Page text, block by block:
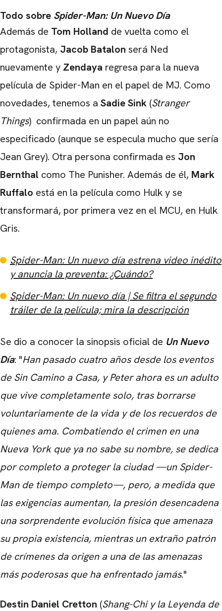
Todo sobre Spider-Man: Un Nuevo Día
Además de Tom Holland de vuelta como el
protagonista, Jacob Batalon será Ned
nuevamente y Zendaya regresa para la nueva
película de Spider-Man en el papel de MJ. Como
novedades, tenemos a Sadie Sink (Stranger
Things) confirmada en un papel aún no
especificado (aunque se especula mucho que sería
Jean Grey). Otra persona confirmada es Jon
Bernthal como The Punisher. Además de él, Mark
Ruffalo está en la película como Hulk y se
transformará, por primera vez en el MCU, en Hulk
Gris.
Spider-Man: Un nuevo día estrena video inédito
y anuncia la preventa: ¿Cuándo?
Spider-Man: Un nuevo día | Se filtra el segundo
tráiler de la película; mira la descripción
Se dio a conocer la sinopsis oficial de Un Nuevo
Día: "Han pasado cuatro años desde los eventos
de Sin Camino a Casa, y Peter ahora es un adulto
que vive completamente solo, tras borrarse
voluntariamente de la vida y de los recuerdos de
quienes ama. Combatiendo el crimen en una
Nueva York que ya no sabe su nombre, se dedica
por completo a proteger la ciudad —un Spider-
Man de tiempo completo—, pero, a medida que
las exigencias aumentan, la presión desencadena
una sorprendente evolución física que amenaza
su propia existencia, mientras un extraño patrón
de crímenes da origen a una de las amenazas
más poderosas que ha enfrentado jamás."
Destin Daniel Cretton (Shang-Chi y la Leyenda de